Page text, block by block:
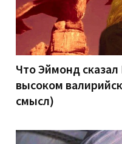
Что Эймонд сказал
высоком
смысл)